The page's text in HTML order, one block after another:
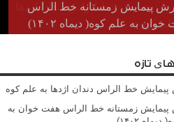
پیمایش زمستانه خط الراس
به علم کوه( دیماه ۱۴۰۲)
تازه
خط الراس دندان اژدها به علم کوه
پیمایش زمستانه خط الراس هفت خوان به